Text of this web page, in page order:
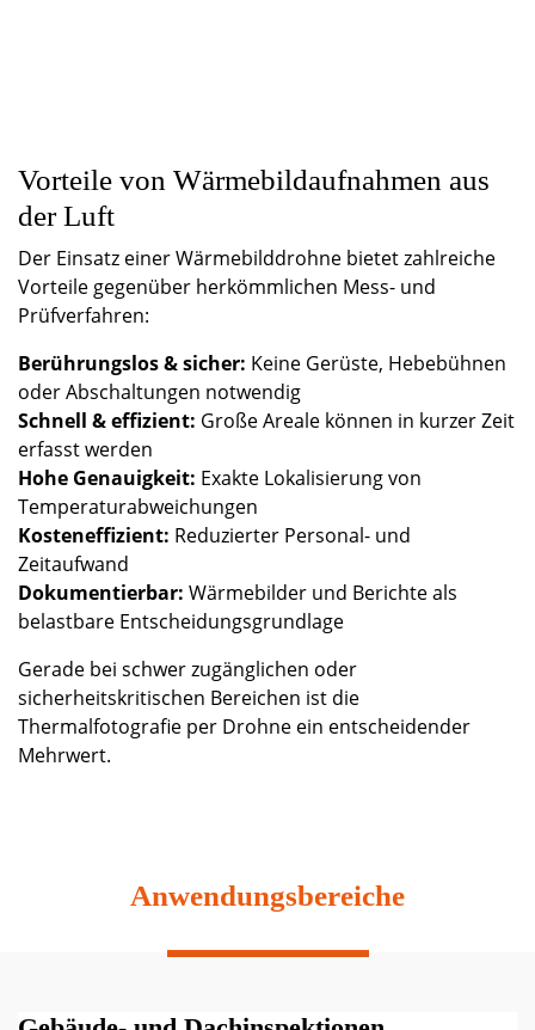
Vorteile von Wärmebildaufnahmen aus
der Luft
Der Einsatz einer Wärmebilddrohne bietet zahlreiche
Vorteile gegenüber herkömmlichen Mess- und
Prüfverfahren:
Berührungslos & sicher: Keine Gerüste, Hebebühnen
oder Abschaltungen notwendig
Schnell & effizient: Große Areale können in kurzer Zeit
erfasst werden
Hohe Genauigkeit: Exakte Lokalisierung von
Temperaturabweichungen
Kosteneffizient: Reduzierter Personal- und
Zeitaufwand
Dokumentierbar: Wärmebilder und Berichte als
belastbare Entscheidungsgrundlage
Gerade bei schwer zugänglichen oder
sicherheitskritischen Bereichen ist die
Thermalfotografie per Drohne ein entscheidender
Mehrwert.
Anwendungsbereiche